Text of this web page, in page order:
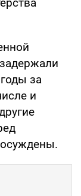
за
и
осуждены.